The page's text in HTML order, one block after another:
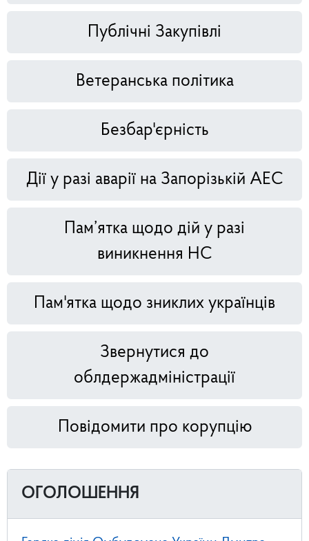
Публічні Закупівлі
Ветеранська політика
Безбар'єрність
Дії у разі аварії на Запорізькій АЕС
Пам’ятка щодо дій у разі
виникнення НС
Пам'ятка щодо зниклих українців
Звернутися до
облдержадміністрації
Повідомити про корупцію
ОГОЛОШЕННЯ